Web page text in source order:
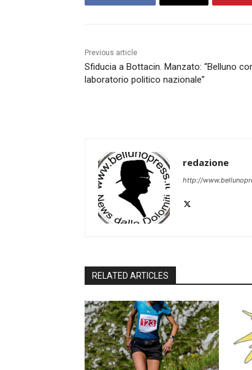
Previous article
Sfiducia a Bottacin. Manzato: “Belluno
laboratorio politico nazionale”
redazione
http://
RELATED ARTICLES